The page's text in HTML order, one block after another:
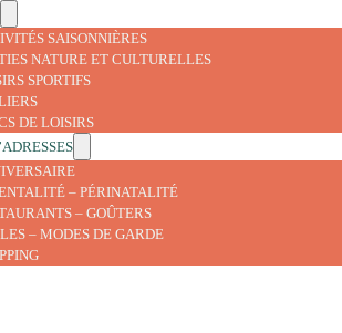
SAISONNIÈRES
NATURE ET CULTURELLES
SPORTIFS
DE LOISIRS
– PÉRINATALITÉ
– GOÛTERS
– MODES DE GARDE